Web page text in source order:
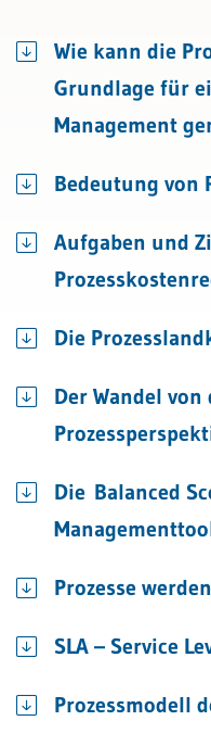
Wie kann die
Grundlage für
Management
Bedeutung von
Aufgaben und
Die
Der Wandel
Die Balanced
Prozesse
SLA – Service
Prozessmodell